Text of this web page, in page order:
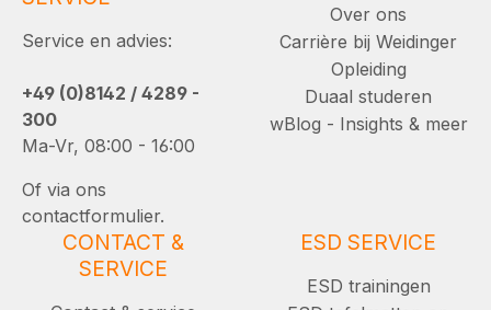
Service en advies:
+49 (0)8142 / 4289 -
300
Ma-Vr, 08:00 - 16:00
Of via ons
contactformulier.
Over ons
Carrière bij Weidinger
Opleiding
Duaal studeren
wBlog - Insights & meer
CONTACT &
SERVICE
ESD SERVICE
ESD trainingen